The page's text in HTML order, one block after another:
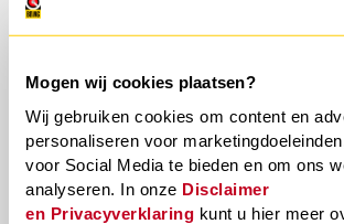
Mogen wij cookies plaatsen?
Wij gebruiken cookies om content en
personaliseren voor
voor Social Media te bieden en om ons
analyseren. In onze Disclaimer
en Privacyverklaring kunt u hier meer
en/of sneeuwkettingen verplicht.
Duitsland, Oostenrijk,
en Italiëgelden strenge regels: rijd
de juiste banden en raak je